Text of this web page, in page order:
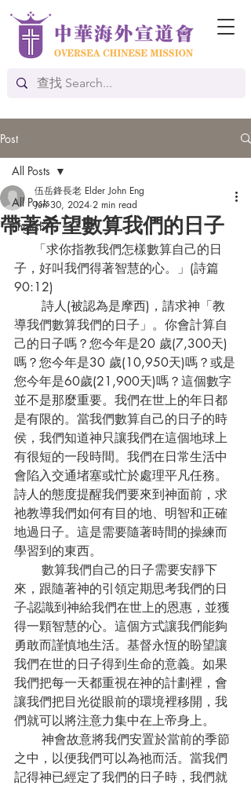
Post
All Posts
English
All Posts
帶著希望數算我們的日子
伍岳鋒長老 Elder John Eng
Jun 30, 2024 2 min read
子，好叫我們得著智慧的心。」(詩篇
90:12)
導我們數算我們的日子」。你會計算自
己的日子嗎？您今年是20 歲(7,300天)
嗎？您今年是30 歲(10,950天)嗎？或是
您今年是60歲(21,900天)嗎？這個數字
並不是那麼重要。我們在世上的年日都
是有限的。當我們數算自己的日子的時
侯，我們知道神只讓我們在這個地球上
有很短的一段時間。我們在日常生活中
會陷入交通堵塞或忙於處理平凡任務。
詩人的態度提醒我們要來到神面前，求
祂教導我們如何有目的地、明智和正確
地過日子。這是需要隨著時間的操練而
學習到的東西。
來，跟隨著神的引領定期思考我們的日
子-認識到神給我們在世上的恩惠，並獲
得一顆智慧的心。這個方式讓我們能夠
勇敢而謹慎地生活。基督永恆的盼望讓
我們在世的日子得到生命的意義。如果
我們把每一天都重視在神的計劃裡，會
讓我們把目光從眼前的環境裡移開，我
們就可以將注意力集中在上帝身上。
之中，以便我們可以為祂而活。當我們
記得神已經定了我們的日子時，我們就